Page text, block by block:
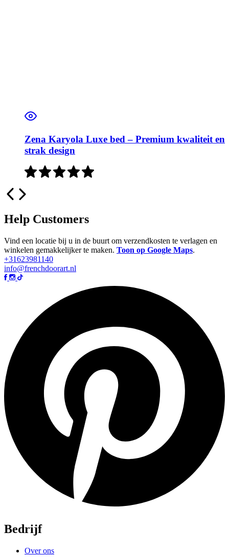
Zena Karyola Luxe bed – Premium kwaliteit en
strak design
Help Customers
Vind een locatie bij u in de buurt om verzendkosten te verlagen en
winkelen gemakkelijker te maken. Toon op Google Maps.
+31623981140
info@frenchdoorart.nl
Bedrijf
Over ons